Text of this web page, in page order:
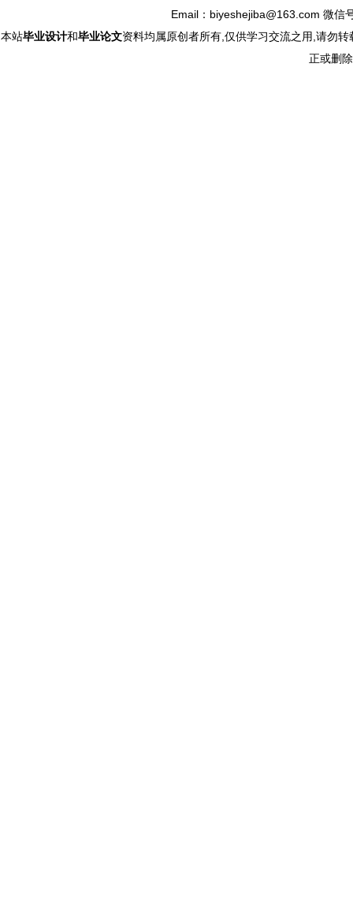
Email：biyeshejiba@163.com 微
本站毕业设计和毕业论文资料均属原创者所有,仅供学习交流之用,请勿
正或删